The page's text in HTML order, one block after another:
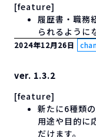
[feature]
履歴書・職務
られるように
2024年12月26日
ver. 1.3.2
[feature]
新たに6種類
用途や目的に
だけます。